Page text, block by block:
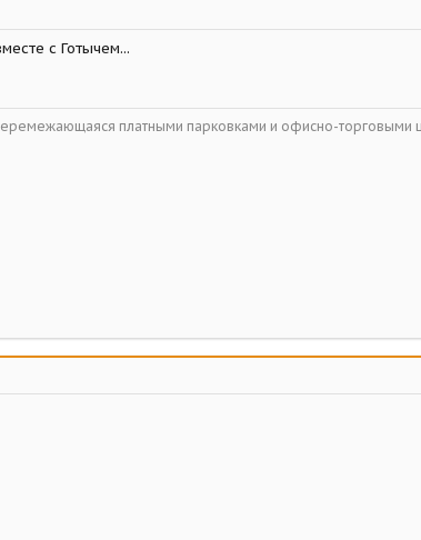
с Готычем...
платными парковками и офисно-торговыми